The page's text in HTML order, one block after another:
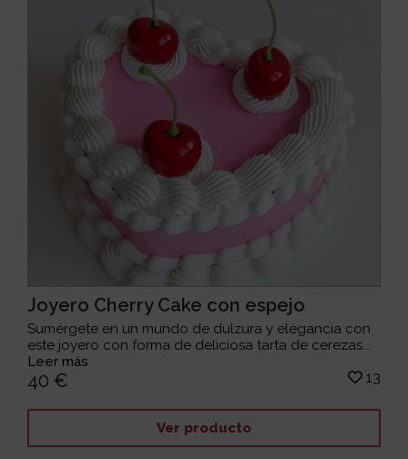
Joyero Cherry Cake con espejo
Sumérgete en un mundo de dulzura y elegancia con
este joyero con forma de deliciosa tarta de cerezas...
Leer más
40 € 13
Ver producto